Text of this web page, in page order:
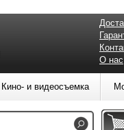
О нас
Кино- и видеосъемка